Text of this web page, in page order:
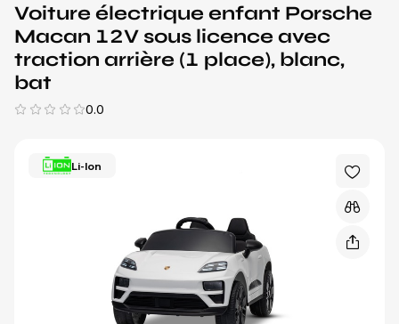
Voiture électrique enfant Porsche
Macan 12V sous licence avec
traction arrière (1 place), blanc,
bat
0.0
Li-Ion